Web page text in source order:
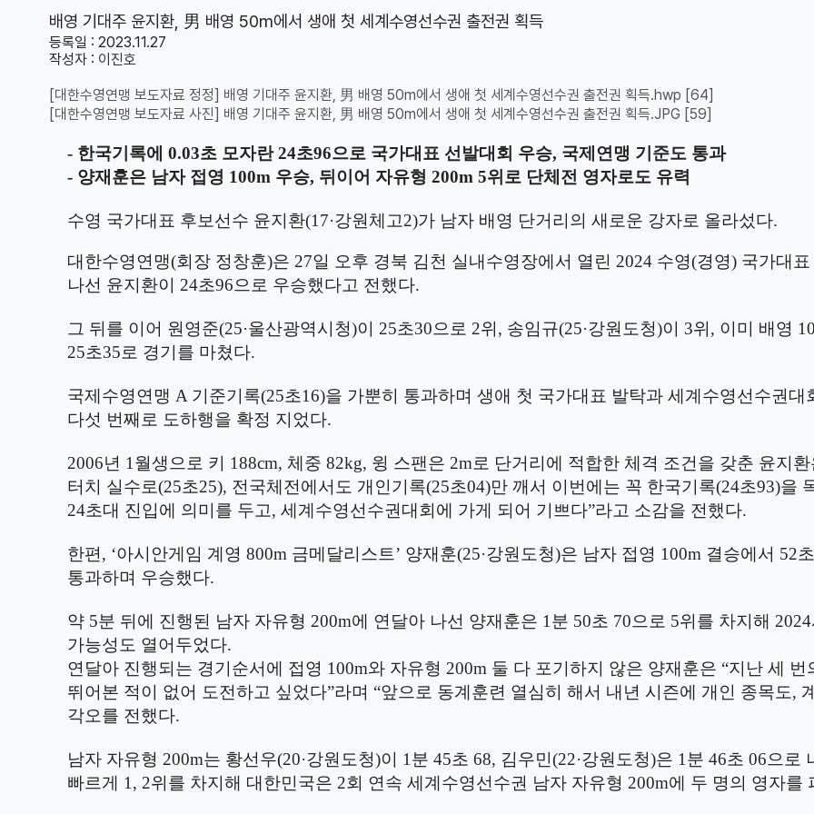
배영 기대주 윤지환, 男 배영 50m에서 생애 첫 세계수영선수권 출전권 획득
등록일 : 2023.11.27
작성자 : 이진호
[대한수영연맹 보도자료 정정] 배영 기대주 윤지환, 男 배영 50m에서 생애 첫 세계수영선수권 출전권 획득.hwp [64]
[대한수영연맹 보도자료 사진] 배영 기대주 윤지환, 男 배영 50m에서 생애 첫 세계수영선수권 출전권 획득.JPG [59]
- 한국기록에 0.03초 모자란24초96으로 국가대표 선발대회 우승, 국제연맹 기준도 통과
- 양재훈은 남자 접영 100m 우승, 뒤이어 자유형 200m 5위로 단체전 영자로도 유력
수영 국가대표 후보선수 윤지환(17·강원체고2)가 남자 배영 단거리의 새로운 강자로 올라섰다.
대한수영연맹(회장 정창훈)은 27일 오후 경북 김천 실내수영장에서 열린 2024 수영(경영) 국가대
나선 윤지환이 24초96으로 우승했다고 전했다.
그 뒤를 이어 원영준(25·울산광역시청)이 25초30으로 2위 , 송임규(25·강원도청)이 3위 , 이미 배영
25초35로 경기를 마쳤다.
국제수영연맹 A 기준기록(25초16)을 가뿐히 통과하며 생애 첫 국가대표 발탁과 세계수영선수권
다섯 번째로 도하행을 확정 지었다.
2006년 1 월생으로 키 188cm, 체중 82kg, 윙 스팬은 2m로 단거리에 적합한 체격 조건을 갖춘 윤지
터치 실수로(25초25), 전국체전에서도 개인기록(25초04)만 깨서 이번에는 꼭 한국기록(24초93)을
24초대 진입에 의미를 두고, 세계수영선수권대회에 가게 되어 기쁘다”라고 소감을 전했다.
한편 , ‘아시안게임 계영 800m 금메달리스트’ 양재훈(25·강원도청)은 남자 접영 100m 결승에서 52초
통과하며 우승했다.
약 5분 뒤에 진행된 남자 자유형 200m에 연달아 나선 양재훈은 1 분 50초 70으로 5위를 차지해 2024
가능성도 열어두었다.
연달아 진행되는 경기순서에 접영 100m와 자유형 200m 둘 다 포기하지 않은 양재훈은 “지난 세 번
뛰어본 적이 없어 도전하고 싶었다”라며 “앞으로 동계훈련 열심히 해서 내년 시즌에 개인 종목도,
각오를 전했다.
남자 자유형 200m는 황선우(20·강원도청)이 1 분 45초 68, 김우민(22·강원도청)은 1 분 46초 06으로
빠르게 1, 2위를 차지해 대한민국은 2회 연속 세계수영선수권 남자 자유형 200m에 두 명의 영자를